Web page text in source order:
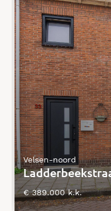
Velsen-noord
€ 389.000 k.k.